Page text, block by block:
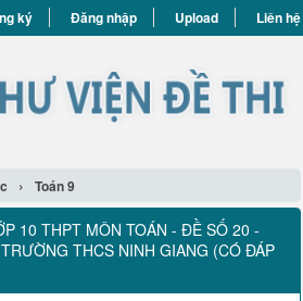
ký Đăng nhập Upload Liên hệ
› Toán 9
10 THPT MÔN TOÁN - ĐỀ SỐ 20 -
THCS NINH GIANG (CÓ ĐÁP